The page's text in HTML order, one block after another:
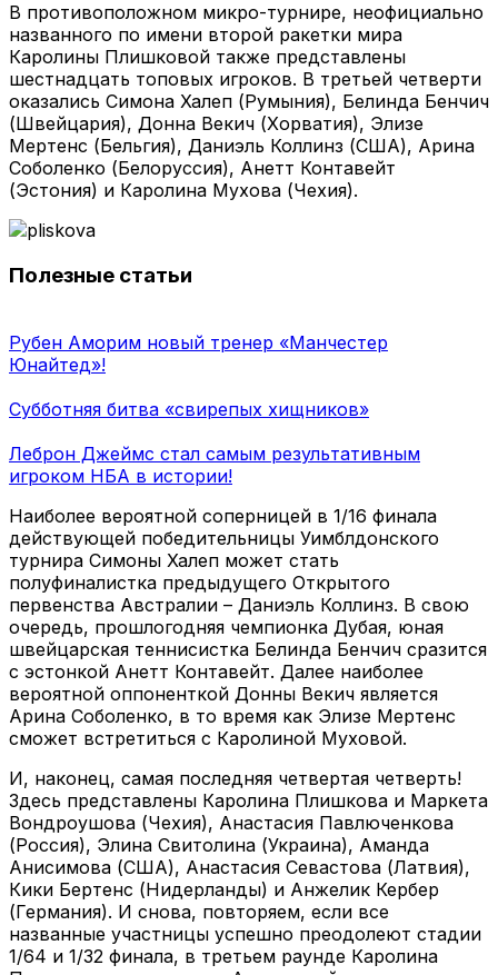
В противоположном микро-турнире, неофициально
названного по имени второй ракетки мира
Каролины Плишковой также представлены
шестнадцать топовых игроков. В третьей четверти
оказались Симона Халеп (Румыния), Белинда Бенчич
(Швейцария), Донна Векич (Хорватия), Элизе
Мертенс (Бельгия), Даниэль Коллинз (США), Арина
Соболенко (Белоруссия), Анетт Контавейт
(Эстония) и Каролина Мухова (Чехия).
Полезные статьи
Рубен Аморим новый тренер «Манчестер
Юнайтед»!
Субботняя битва «свирепых хищников»
Леброн Джеймс стал самым результативным
игроком НБА в истории!
Наиболее вероятной соперницей в 1/16 финала
действующей победительницы Уимблдонского
турнира Симоны Халеп может стать
полуфиналистка предыдущего Открытого
первенства Австралии – Даниэль Коллинз. В свою
очередь, прошлогодняя чемпионка Дубая, юная
швейцарская теннисистка Белинда Бенчич сразится
с эстонкой Анетт Контавейт. Далее наиболее
вероятной оппоненткой Донны Векич является
Арина Соболенко, в то время как Элизе Мертенс
сможет встретиться с Каролиной Муховой.
И, наконец, самая последняя четвертая четверть!
Здесь представлены Каролина Плишкова и Маркета
Вондроушова (Чехия), Анастасия Павлюченкова
(Россия), Элина Свитолина (Украина), Аманда
Анисимова (США), Анастасия Севастова (Латвия),
Кики Бертенс (Нидерланды) и Анжелик Кербер
(Германия). И снова, повторяем, если все
названные участницы успешно преодолеют стадии
1/64 и 1/32 финала, в третьем раунде Каролина